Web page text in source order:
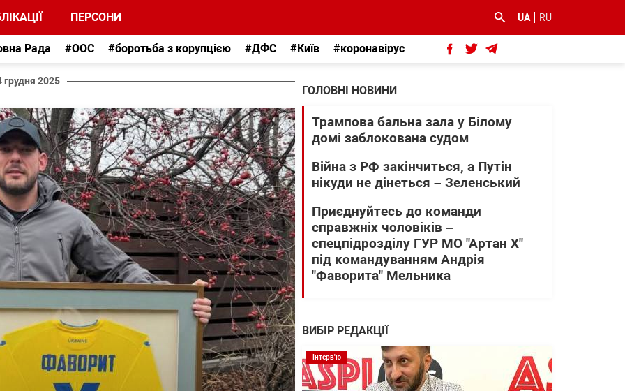
ПЕРСОНИ UA RU
Рада #ООС #боротьба з корупцією #ДФС #Київ #коронавірус
грудня 2025
ГОЛОВНІ НОВИНИ
Трампова бальна зала у Білому
домі заблокована судом
Війна з РФ закінчиться, а Путін
нікуди не дінеться – Зеленський
Приєднуйтесь до команди
справжніх чоловіків –
спецпідрозділу ГУР МО "Артан Х"
під командуванням Андрія
"Фаворита" Мельника
ВИБІР РЕДАКЦІЇ
Інтерв'ю